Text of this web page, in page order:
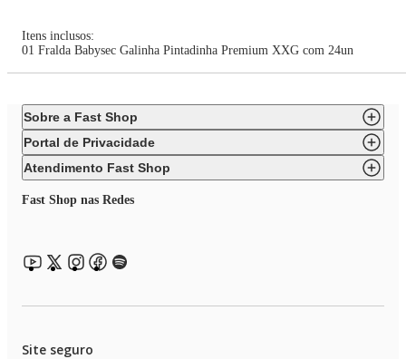
Itens inclusos:
01 Fralda Babysec Galinha Pintadinha Premium XXG com 24un
Sobre a Fast Shop
Portal de Privacidade
Atendimento Fast Shop
Fast Shop nas Redes
Site seguro